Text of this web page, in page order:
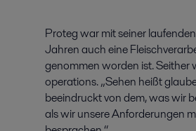
Proteg war mit seiner
Jahren auch eine
genommen worden ist. Seither
operations. „Sehen heißt
beeindruckt von dem, was wir
als wir unsere Anforderungen